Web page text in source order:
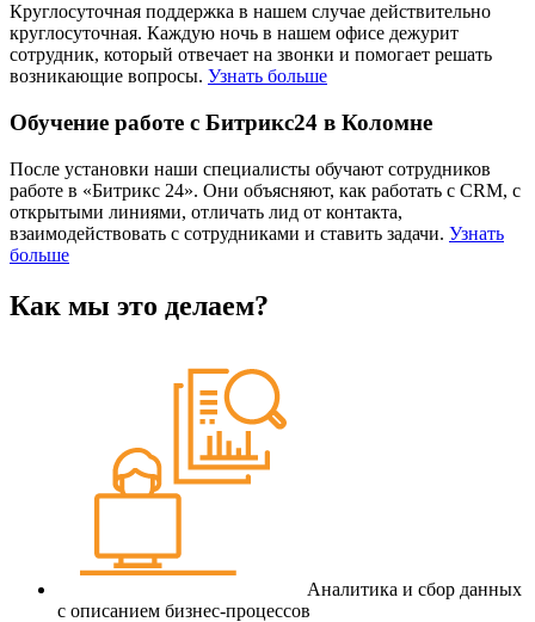
Круглосуточная поддержка в нашем случае действительно
круглосуточная. Каждую ночь в нашем офисе дежурит
сотрудник, который отвечает на звонки и помогает решать
возникающие вопросы. Узнать больше
Обучение работе с Битрикс24 в Коломне
После установки наши специалисты обучают сотрудников
работе в «Битрикс 24». Они объясняют, как работать с CRM, с
открытыми линиями, отличать лид от контакта,
взаимодействовать с сотрудниками и ставить задачи. Узнать
больше
Как мы это делаем?
Аналитика и сбор данных
с описанием бизнес-процессов